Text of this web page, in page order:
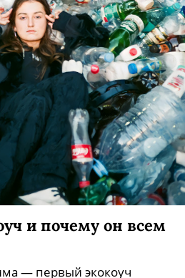
и почему он всем
— первый экокоуч